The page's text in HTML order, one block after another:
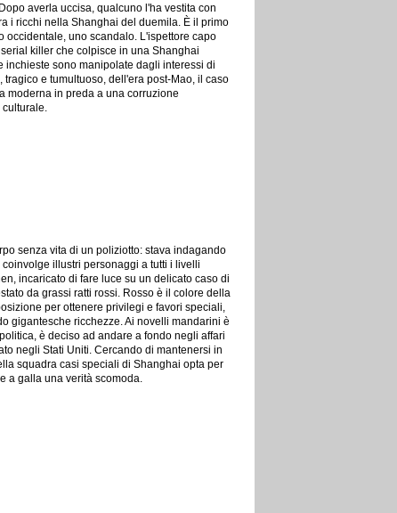
averla uccisa, qualcuno l'ha vestita con
i ricchi nella Shanghai del duemila. È il primo
occidentale, uno scandalo. L'ispettore capo
killer che colpisce in una Shanghai
inchieste sono manipolate dagli interessi di
e tumultuoso, dell'era post-Mao, il caso
moderna in preda a una corruzione
senza vita di un poliziotto: stava indagando
illustri personaggi a tutti i livelli
incaricato di fare luce su un delicato caso di
da grassi ratti rossi. Rosso è il colore della
per ottenere privilegi e favori speciali,
gigantesche ricchezze. Ai novelli mandarini è
è deciso ad andare a fondo negli affari
negli Stati Uniti. Cercando di mantenersi in
squadra casi speciali di Shanghai opta per
a galla una verità scomoda.